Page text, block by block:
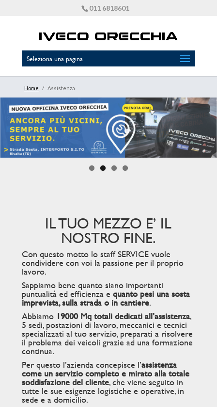
011 6818601
Seleziona una pagina
Home / Assistenza
IL TUO MEZZO E’ IL
NOSTRO FINE.
Con questo motto lo staff SERVICE vuole
condividere con voi la passione per il proprio
lavoro.
Sappiamo bene quanto siano importanti
puntualità ed efficienza e quanto pesi una sosta
imprevista, sulla strada o in cantiere.
Abbiamo 19000 Mq totali dedicati all’assistenza,
5 sedi, postazioni di lavoro, meccanici e tecnici
specializzati al tuo servizio, preparati a risolvere
il problema dei veicoli grazie ad una formazione
continua.
Per questo l’azienda concepisce l’assistenza
come un servizio completo e mirato alla totale
soddisfazione del cliente, che viene seguito in
tutte le sue esigenze logistiche e operative, in
sede e a domicilio.